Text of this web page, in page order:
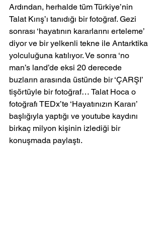
Ardından, herhalde tüm Türkiye’nin
Talat Kırış’ı tanıdığı bir fotoğraf. Gezi
sonrası ‘hayatının kararlarını erteleme’
diyor ve bir yelkenli tekne ile Antarktika
yolculuğuna katılıyor. Ve sonra ‘no
man’s land’de eksi 20 derecede
buzların arasında üstünde bir ‘ÇARŞI’
tişörtüyle bir fotoğraf… Talat Hoca o
fotoğrafı TEDx’te ‘Hayatınızın Kararı’
başlığıyla yaptığı ve youtube kaydını
birkaç milyon kişinin izlediği bir
konuşmada paylaştı.